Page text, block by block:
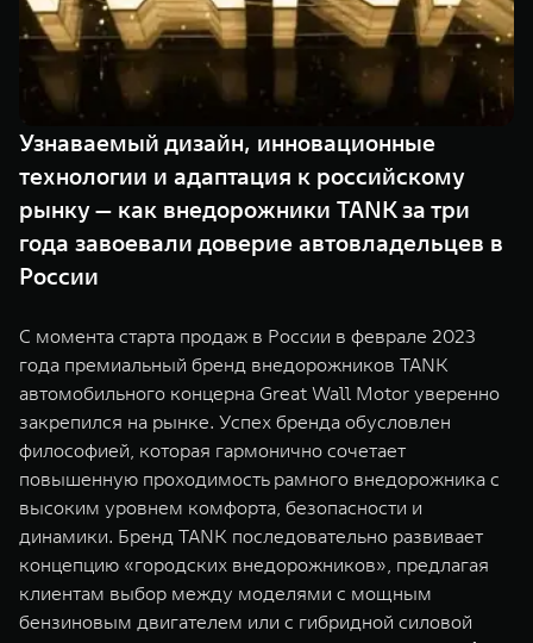
TANK 500
Веди за собой
от 6 499 000 ₽
TANK 700
Сила признания
от 10 199 000 ₽
Расширяя границы комфорта
от 6 149 000 ₽
Эстетика нового времени
от 5 699 000 ₽
WEY 80
Масштаб возможностей
от 6 449 000 ₽
WEY 80 Лаундж
Масштаб возможностей
от 8 099 000 ₽
ПОКУПКА АВТОМОБИЛЯ
TANK Финансы
Корпоративным клиентам
TANK ФИНАНСЫ
TANK Кредит
TANK Лизинг
Сервис
Специальные предложения
Моторные масла
ЦИФРОВЫЕ СЕРВИСЫ TANK
Цифровые сервисы TANK
Подписки
Узнаваемый дизайн, инновационные
технологии и адаптация к российскому
рынку — как внедорожники TANK за три
года завоевали доверие автовладельцев в
России
С момента старта продаж в России в феврале 2023
года премиальный бренд внедорожников TANK
автомобильного концерна Great Wall Motor уверенно
закрепился на рынке. Успех бренда обусловлен
философией, которая гармонично сочетает
повышенную проходимость рамного внедорожника с
высоким уровнем комфорта, безопасности и
динамики. Бренд TANK последовательно развивает
концепцию «городских внедорожников», предлагая
клиентам выбор между моделями с мощным
бензиновым двигателем или с гибридной силовой